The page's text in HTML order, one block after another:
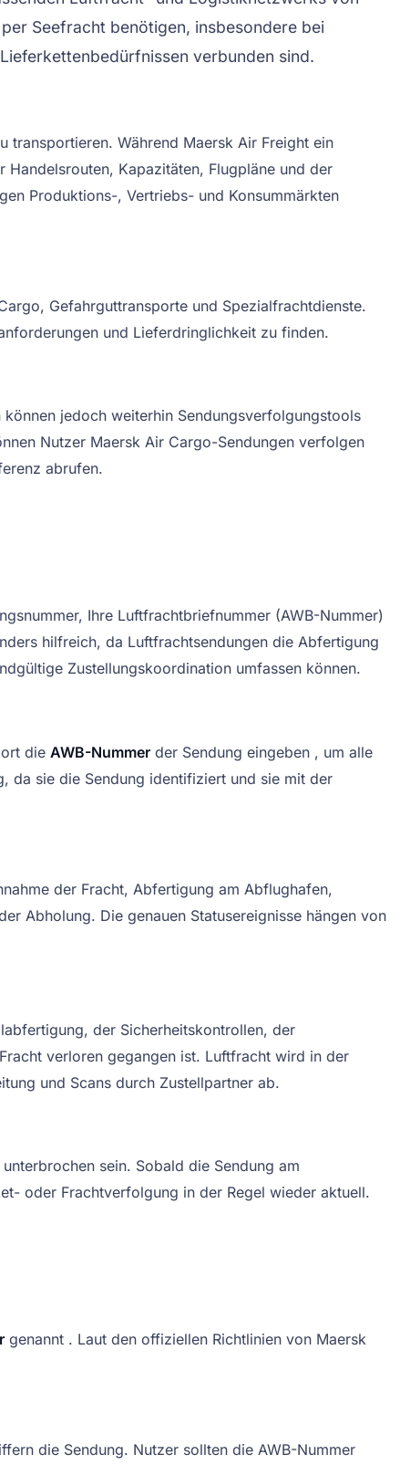
Seefracht benötigen, insbesondere bei
verbunden sind.
transportieren. Während Maersk Air Freight ein
Kapazitäten, Flugpläne und der
Produktions-, Vertriebs- und Konsummärkten
Gefahrguttransporte und Spezialfrachtdienste.
und Lieferdringlichkeit zu finden.
jedoch weiterhin Sendungsverfolgungstools
Nutzer Maersk Air Cargo-Sendungen verfolgen
abrufen.
Ihre Luftfrachtbriefnummer (AWB-Nummer)
hilfreich, da Luftfrachtsendungen die Abfertigung
Zustellungskoordination umfassen können.
die AWB-Nummer der Sendung eingeben , um alle
da sie die Sendung identifiziert und sie mit der
der Fracht, Abfertigung am Abflughafen,
Abholung. Die genauen Statusereignisse hängen von
der Sicherheitskontrollen, der
verloren gegangen ist. Luftfracht wird in der
und Scans durch Zustellpartner ab.
sein. Sobald die Sendung am
oder Frachtverfolgung in der Regel wieder aktuell.
genannt . Laut den offiziellen Richtlinien von Maersk
die Sendung. Nutzer sollten die AWB-Nummer